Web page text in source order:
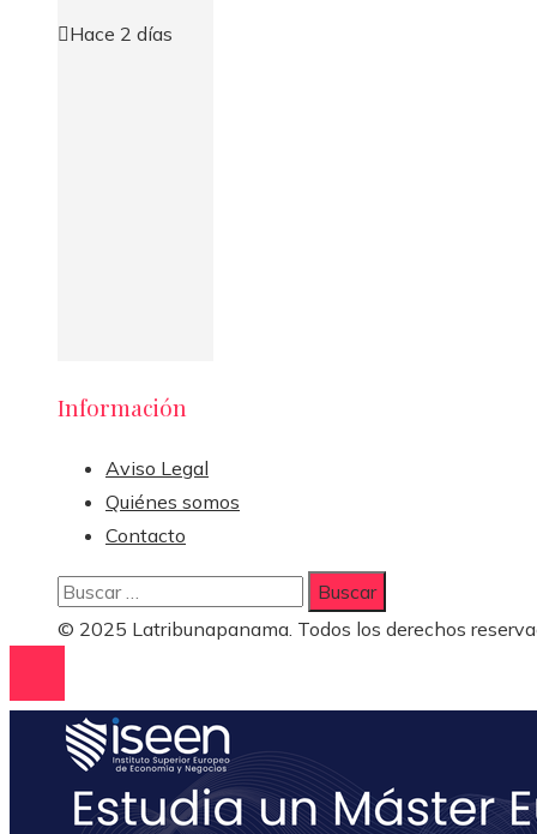
Hace 2 días
Información
Aviso Legal
Quiénes somos
Contacto
Buscar:
© 2025 Latribunapanama. Todos los derechos